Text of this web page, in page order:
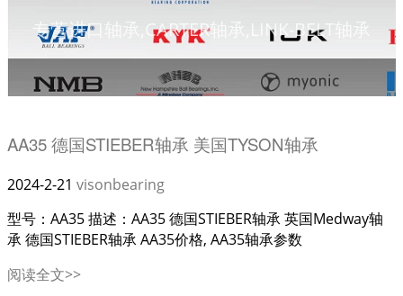
专营进口轴承,CARTER轴承,LINK-BELT轴承
AA35 德国STIEBER轴承 美国TYSON轴承
2024-2-21 visonbearing
型号：AA35 描述：AA35 德国STIEBER轴承 英国Medway轴
承 德国STIEBER轴承 AA35价格, AA35轴承参数
阅读全文>>